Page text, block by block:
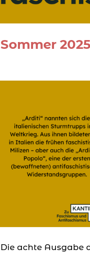
2025
achte Ausgabe